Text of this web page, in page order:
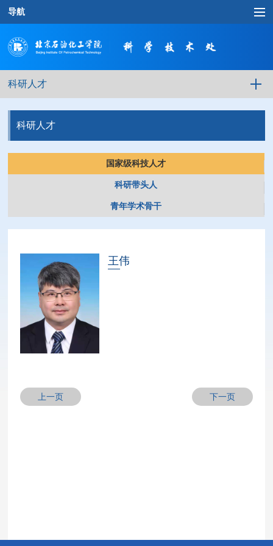
导航
科研人才
科研人才
国家级科技人才
科研带头人
青年学术骨干
王伟
上一页 下一页